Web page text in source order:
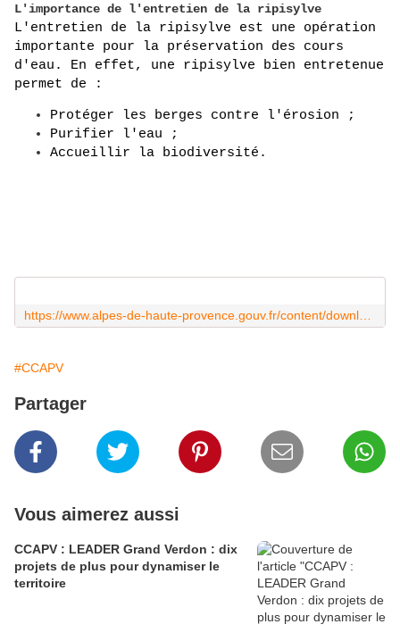
L'importance de l'entretien de la ripisylve
L'entretien de la ripisylve est une opération
importante pour la préservation des cours
d'eau. En effet, une ripisylve bien entretenue
permet de :
Protéger les berges contre l'érosion ;
Purifier l'eau ;
Accueillir la biodiversité.
#CCAPV
Partager
Vous aimerez aussi
CCAPV : LEADER Grand Verdon : dix
projets de plus pour dynamiser le
territoire